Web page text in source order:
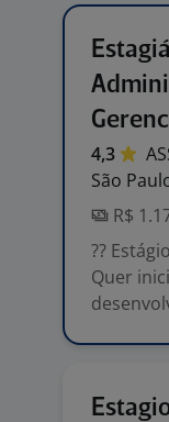
4,3
São
R$
??
Quer